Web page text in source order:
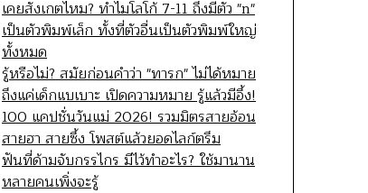
เคยสังเกตไหม? ทำไมโลโก้ 7-11 ถึงมีตัว "n"
เป็นตัวพิมพ์เล็ก ทั้งที่ตัวอื่นเป็นตัวพิมพ์ใหญ่
ทั้งหมด
รู้หรือไม่? สมัยก่อนคำว่า "ทารก" ไม่ได้หมาย
ถึงแค่เด็กแบเบาะ เปิดความหมาย รู้แล้วมีอึ้ง!
100 แคปชั่นวันแม่ 2026! รวมมิตรสายอ้อน
สายฮา สายซึ้ง โพสต์แล้วยอดไลก์ตรึม
ฟันที่ด้ามจับกรรไกร มีไว้ทำอะไร? ใช้มานาน
หลายคนเพิ่งจะรู้